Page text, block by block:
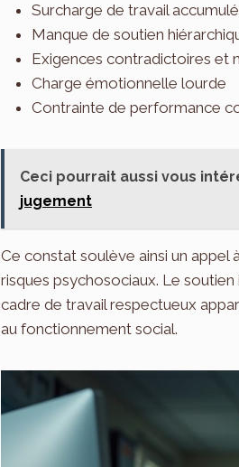
Surcharge de travail
Manque de soutien
Exigences contradictoires et
Charge émotionnelle lourde
Contrainte de performance
Ceci pourrait aussi vous
jugement
Ce constat soulève ainsi un appel
risques psychosociaux. Le soutien
cadre de travail respectueux
au fonctionnement social.